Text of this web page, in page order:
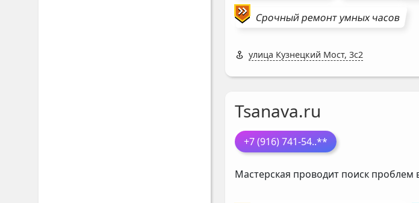
Срочный ремонтумных часов
улица Кузнецкий Мост, 3с2
Tsanava.ru
+7 (916) 741-54..**
Мастерская проводит поиск проблем